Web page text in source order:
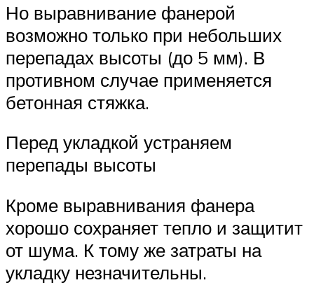
Но выравнивание фанерой
возможно только при небольших
перепадах высоты (до 5 мм). В
противном случае применяется
бетонная стяжка.
Перед укладкой устраняем
перепады высоты
Кроме выравнивания фанера
хорошо сохраняет тепло и защитит
от шума. К тому же затраты на
укладку незначительны.